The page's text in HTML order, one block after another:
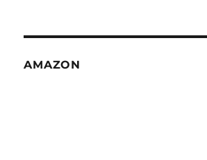
AMAZON